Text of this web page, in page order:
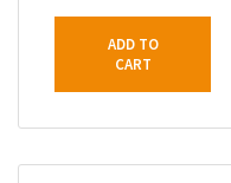
ADD TO
CART